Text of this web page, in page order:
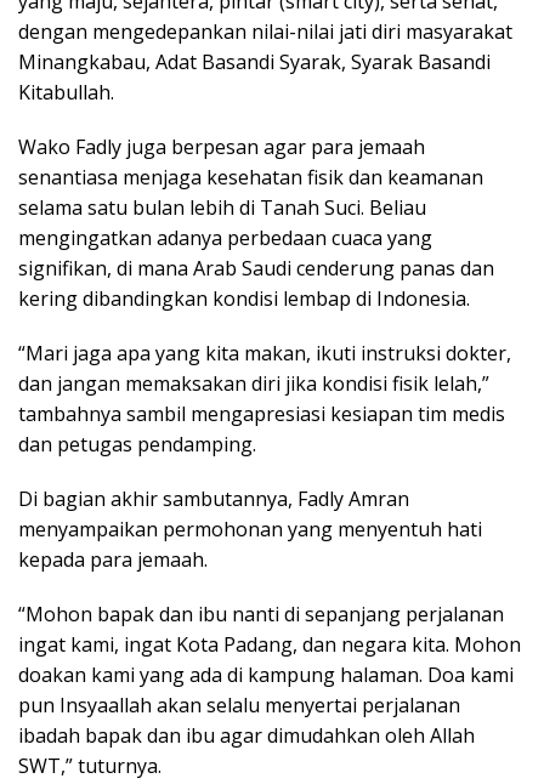
dengan mengedepankan nilai-nilai jati diri masyarakat
Minangkabau, Adat Basandi Syarak, Syarak Basandi
Kitabullah.
Wako Fadly juga berpesan agar para jemaah
senantiasa menjaga kesehatan fisik dan keamanan
selama satu bulan lebih di Tanah Suci. Beliau
mengingatkan adanya perbedaan cuaca yang
signifikan, di mana Arab Saudi cenderung panas dan
kering dibandingkan kondisi lembap di Indonesia.
“Mari jaga apa yang kita makan, ikuti instruksi dokter,
dan jangan memaksakan diri jika kondisi fisik lelah,”
tambahnya sambil mengapresiasi kesiapan tim medis
dan petugas pendamping.
Di bagian akhir sambutannya, Fadly Amran
menyampaikan permohonan yang menyentuh hati
kepada para jemaah.
“Mohon bapak dan ibu nanti di sepanjang perjalanan
ingat kami, ingat Kota Padang, dan negara kita. Mohon
doakan kami yang ada di kampung halaman. Doa kami
pun Insyaallah akan selalu menyertai perjalanan
ibadah bapak dan ibu agar dimudahkan oleh Allah
SWT,” tuturnya.